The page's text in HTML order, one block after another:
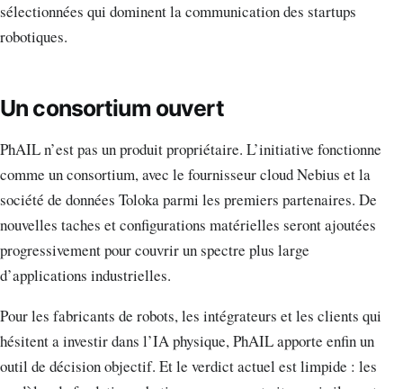
sélectionnées qui dominent la communication des startups
robotiques.
Un consortium ouvert
PhAIL n’est pas un produit propriétaire. L’initiative fonctionne
comme un consortium, avec le fournisseur cloud Nebius et la
société de données Toloka parmi les premiers partenaires. De
nouvelles taches et configurations matérielles seront ajoutées
progressivement pour couvrir un spectre plus large
d’applications industrielles.
Pour les fabricants de robots, les intégrateurs et les clients qui
hésitent a investir dans l’IA physique, PhAIL apporte enfin un
outil de décision objectif. Et le verdict actuel est limpide : les